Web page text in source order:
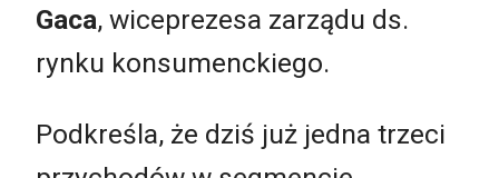
Gaca, wiceprezesa zarządu ds.
rynku konsumenckiego.
Podkreśla, że dziś już jedna trzeci